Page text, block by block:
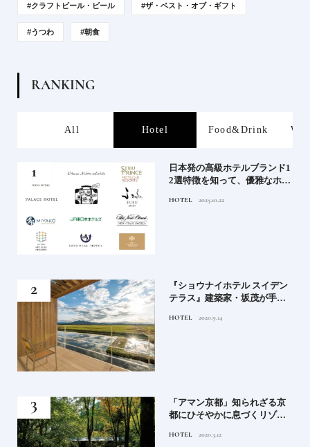
#クラフトビール・ビール #ザ・ベスト・オブ・ギフト
#うつわ #朝食
RANKING
All Hotel Food&Drink
日本発の高級ホテルブランド1
2選特徴を知って、優雅なホテ
ンド大解剖①
HOTEL 2025.10.22
『ショウナイホテル スイデン
テラス』建築家・坂茂が手掛
シンボル
HOTEL 2020.9.14
「アマン京都」知られざる京
都にひそやかに息づくリゾー
HOTEL 2020.3.12